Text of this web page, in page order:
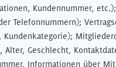
Kundennummer,
Telefonnummern);
Kundenkategorie);
Geschlecht,
Informationen über